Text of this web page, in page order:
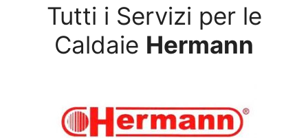
Tutti i Servizi per le
Caldaie Hermann